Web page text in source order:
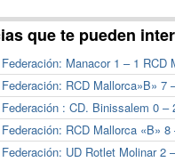
que te pueden
Manacor 1 – 1 RCD
RCD Mallorca»B» 7
: CD. Binissalem 0 –
RCD Mallorca «B»
UD Rotlet Molinar 2